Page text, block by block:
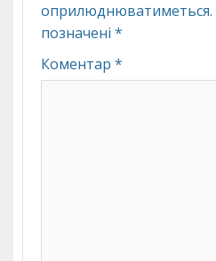
оприлюднюватиметься.
позначені *
Коментар *